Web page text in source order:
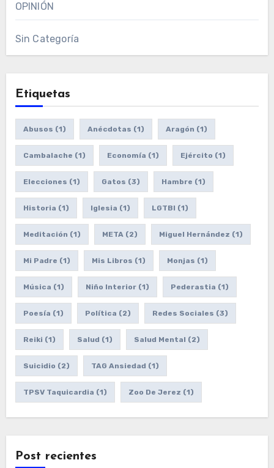
OPINIÓN
Sin Categoría
Etiquetas
Abusos (1) Anécdotas (1) Aragón (1)
Cambalache (1) Economía (1) Ejército (1)
Elecciones (1) Gatos (3) Hambre (1)
Historia (1) Iglesia (1) LGTBI (1)
Meditación (1) META(2) Miguel Hernández (1)
Mi Padre (1) Mis Libros (1) Monjas (1)
Música (1) Niño Interior(1) Pederastia (1)
Poesía (1) Política (2) Redes Sociales (3)
Reiki (1) Salud (1) Salud Mental (2)
Suicidio (2) TAG Ansiedad (1)
TPSV Taquicardia (1) Zoo De Jerez (1)
Post recientes